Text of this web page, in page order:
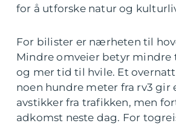
for å utforske natur og
For bilister er nærheten til
Mindre omveier betyr mindre
og mer tid til hvile. Et
noen hundre meter fra rv3 gir
avstikker fra trafikken, men
adkomst neste dag. For